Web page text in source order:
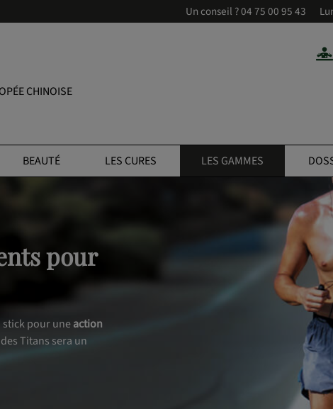
Un conseil ?04 75 00 95 43
CHINOISE
BEAUTÉ LES CURES LES GAMMES
pour
stick pour uneaction
Titans sera un